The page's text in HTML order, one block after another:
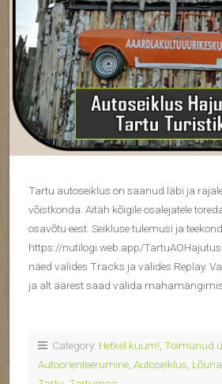
Tartu autoseiklus on saanud läbi ja
võistkonda. Aitäh kõigile osalejatele
osavõtu eest. Seikluse tulemusi ja
https://nutilogi.web.app/
näed valides Tracks ja valides Replay.
ja alt äärest saad valida
Category: Hetkel kuum! Toimunud
Autoorienteerumine Autoseiklus